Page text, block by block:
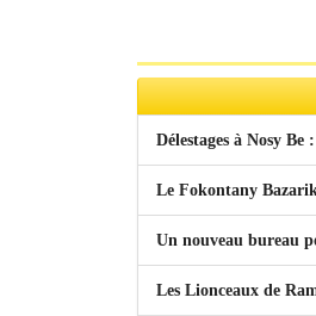
Délestages à Nosy
Le Fokontany
Un nouveau bureau
Les Lionceaux de